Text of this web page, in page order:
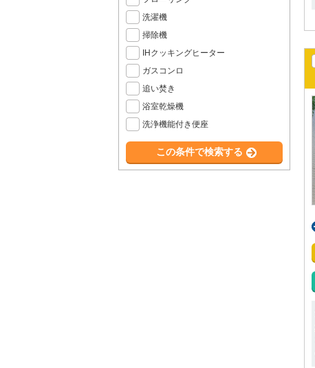
洗濯機
掃除機
IHクッキングヒーター
ガスコンロ
追い焚き
浴室乾燥機
洗浄機能付き便座
この条件で検索する